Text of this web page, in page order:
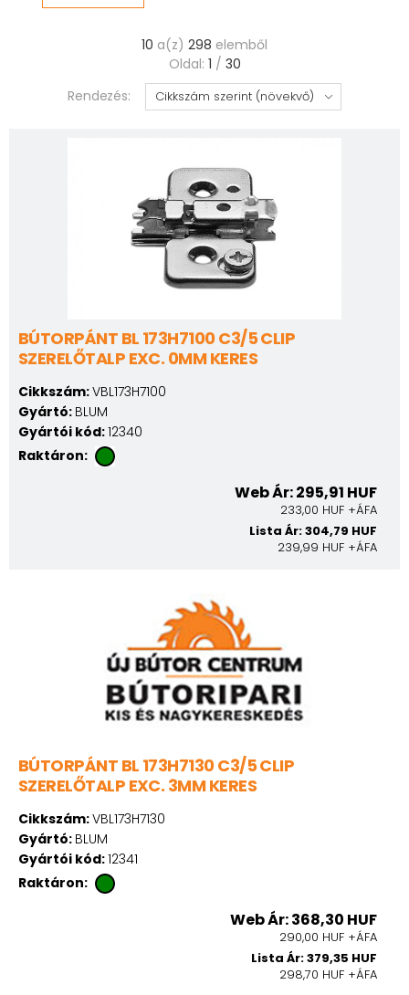
10 a(z) 298 elemből
Oldal: 1 / 30
Rendezés:
BÚTORPÁNT BL 173H7100 C3/5 CLIP
SZERELŐTALP EXC. 0MM KERES
Cikkszám:VBL173H7100
Gyártó: BLUM
Gyártói kód:12340
Raktáron:
Web Ár: 295,91 HUF
233,00 HUF +ÁFA
Lista Ár: 304,79 HUF
239,99 HUF +ÁFA
BÚTORPÁNT BL 173H7130 C3/5 CLIP
SZERELŐTALP EXC. 3MM KERES
Cikkszám:VBL173H7130
Gyártó: BLUM
Gyártói kód:12341
Raktáron:
Web Ár: 368,30 HUF
290,00 HUF +ÁFA
Lista Ár: 379,35 HUF
298,70 HUF +ÁFA